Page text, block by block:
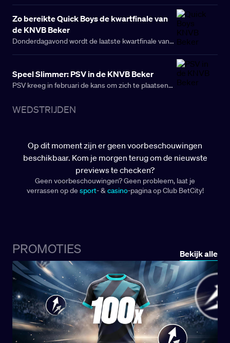
voetbalclubs de kans op roem én een felbegeerd
Europees ticket.
Zo bereikte Quick Boys de kwartfinale van
de KNVB Beker
Donderdagavond wordt de laatste kwartfinale van
de KNVB Beker gespeeld. In het AFAS Stadion
het toernooi: Quick Boys. De Katwijkse amateurclub
heeft al meerdere stunts op zijn naam staan en
Speel Slimmer: PSV in de KNVB Beker
PSV kreeg in februari de kans om zich te plaatsen
tegen Go Ahead Eagles leek de loting gunstig uit te
verwacht. In de eerste helft sloeg de club uit
Deventer genadeloos toe met twee snelle goals.
PSV kon de achterstand niet meer goedmaken en
verloor met 1-2. De droom van een 20e bekerfinale
spatte uiteen in het Philips Stadion.
WEDSTRIJDEN
Op dit moment zijn er geen voorbeschouwingen
beschikbaar. Kom je morgen terug om de nieuwste
previews te checken?
Geen voorbeschouwingen? Geen probleem, laat je
verrassen op de sport- &casino-pagina op Club BetCity!
PROMOTIES Bekijk alle